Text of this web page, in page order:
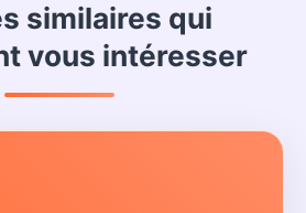
similaires qui
vous intéresser